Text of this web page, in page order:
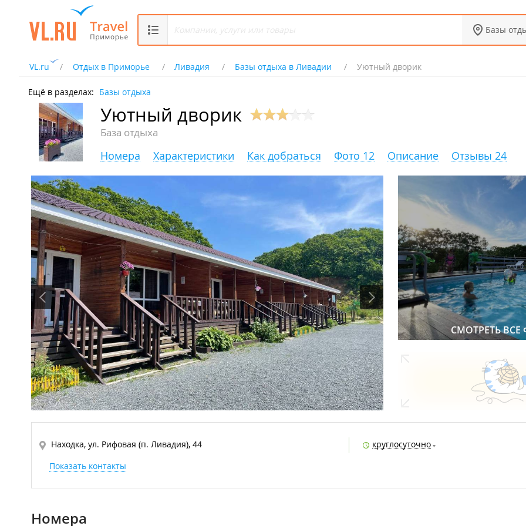
Базы
VL.ru Отдых в Приморье Ливадия Базы отдыха в Ливадии Уютный дворик
Ещё в разделах: Базы отдыха
Уютный дворик
База отдыха
Номера Характеристики Как добраться Фото 12 Описание Отзывы 24
СМОТРЕТЬ ВСЕ
Находка, ул. Рифовая (п. Ливадия), 44
круглосуточно
Показать контакты
Номера